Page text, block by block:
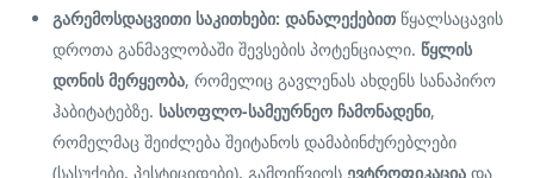
გარემოსდაცვითი საკითხები: დანალექებით წყალსაცავის
დროთა განმავლობაში შევსების პოტენციალი. წყლის
დონის მერყეობა, რომელიც გავლენას ახდენს სანაპირო
ჰაბიტატებზე. სასოფლო-სამეურნეო ჩამონადენი,
რომელმაც შეიძლება შეიტანოს დამაბინძურებლები
(სასუქები, პესტიციდები), გამოიწვიოს ევტროფიკაცია და